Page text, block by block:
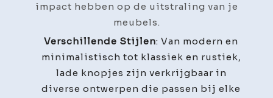
impact hebben op de uitstraling van je
meubels.
Verschillende Stijlen: Van modern en
minimalistisch tot klassiek en rustiek,
lade knopjes zijn verkrijgbaar in
diverse ontwerpen die passen bij elke